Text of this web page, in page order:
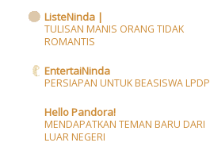
ListeNinda |
TULISAN MANIS ORANG TIDAK
ROMANTIS
EntertaiNinda
PERSIAPAN UNTUK BEASISWA LPDP
Hello Pandora!
MENDAPATKAN TEMAN BARU DARI
LUAR NEGERI